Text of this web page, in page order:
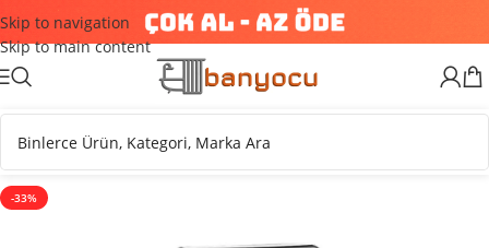
Skip to navigation
Skip to main content
-33%